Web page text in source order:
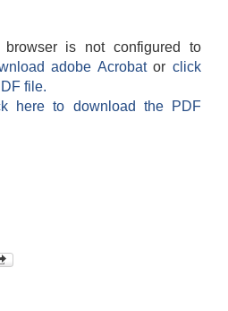
is not configured to
adobe Acrobatorclick
file.
here to download the PDF